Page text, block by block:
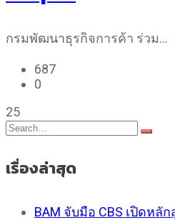
กรมพัฒนาธุรกิจการค้า ร่วม…
687
0
25
เรื่องล่าสุด
BAM จับมือ CBS เปิดหลั